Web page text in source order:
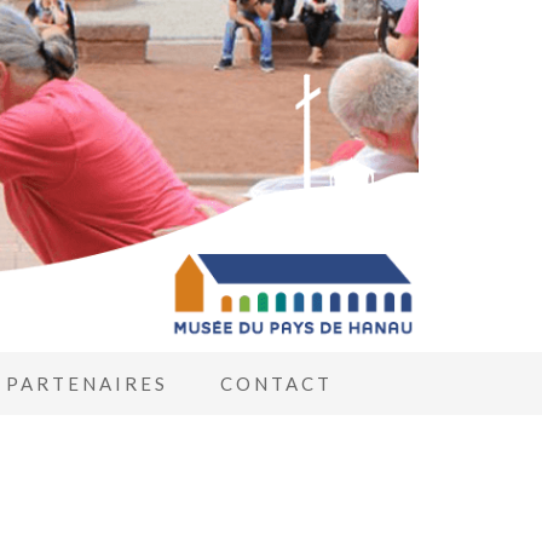
PARTENAIRES CONTACT